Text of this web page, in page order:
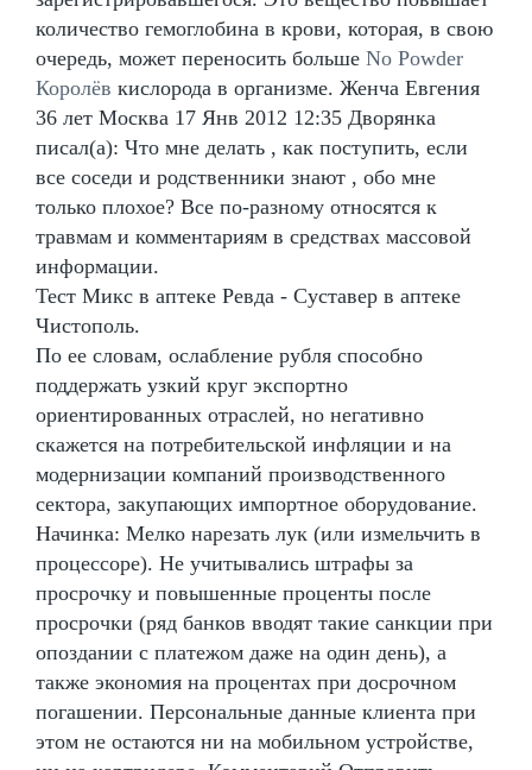
количество гемоглобина в крови, которая, в свою
очередь, может переносить больше No Powder
Королёв кислорода в организме. Женча Евгения
36 лет Москва 17 Янв 2012 12:35 Дворянка
писал(а): Что мне делать , как поступить, если
все соседи и родственники знают , обо мне
только плохое? Все по-разному относятся к
травмам и комментариям в средствах массовой
информации.
Тест Микс в аптеке Ревда - Суставер в аптеке
Чистополь.
По ее словам, ослабление рубля способно
поддержать узкий круг экспортно
ориентированных отраслей, но негативно
скажется на потребительской инфляции и на
модернизации компаний производственного
сектора, закупающих импортное оборудование.
Начинка: Мелко нарезать лук (или измельчить в
процессоре). Не учитывались штрафы за
просрочку и повышенные проценты после
просрочки (ряд банков вводят такие санкции при
опоздании с платежом даже на один день), а
также экономия на процентах при досрочном
погашении. Персональные данные клиента при
этом не остаются ни на мобильном устройстве,